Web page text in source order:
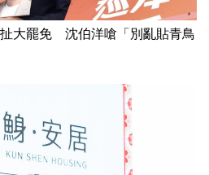
大罷免 沈伯洋嗆「別亂貼青鳥